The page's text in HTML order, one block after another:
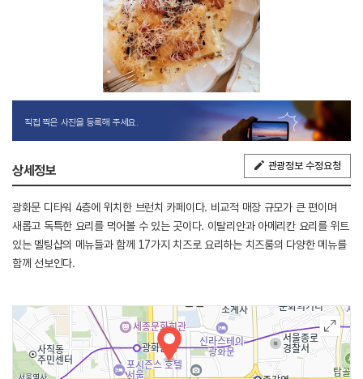
직접 찍은 사진을 등록해 주세요.
상세정보 관광정보 수정요청
광화문 디타워 4층에 위치한 브런치 카페이다. 비교적 매장 규모가 큰 편이며
새롭고 독특한 요리를 먹어볼 수 있는 곳이다. 이탈리안과 아메리칸 요리를 위트
있는 멜팅샵의 메뉴들과 함께 17가지 치즈로 요리하는 치즈룸의 다양한 메뉴를
함께 선보인다.